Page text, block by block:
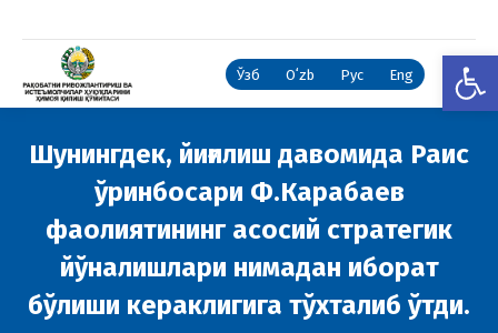
Ўзб Oʻzb Рус Eng
Шунингдек, йиғилиш давомида Раис
ўринбосари Ф.Карабаев
фаолиятининг асосий стратегик
йўналишлари нимадан иборат
бўлиши кераклигига тўхталиб ўтди.